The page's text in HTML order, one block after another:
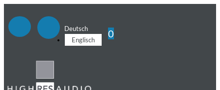
Deutsch
Englisch
0